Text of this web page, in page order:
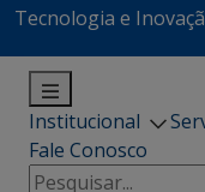
Tecnologia e
Institucional
Fale Conosco
Pesquisar